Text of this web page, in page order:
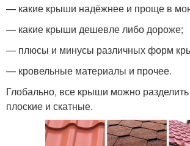
— какие крыши надёжнее и проще в
— какие крыши дешевле либо дороже;
— плюсы и минусы различных форм
— кровельные материалы и прочее.
Глобально, все крыши можно
плоские и скатные.